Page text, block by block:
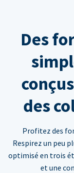
Des
des
Profitez des
Respirez un peu
optimisé en trois
et une